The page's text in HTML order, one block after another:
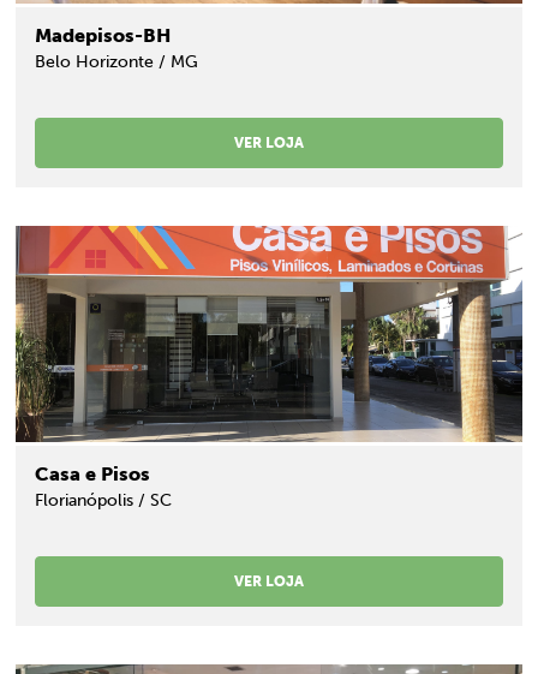
Madepisos-BH
Belo Horizonte / MG
VER LOJA
Casa e Pisos
Florianópolis / SC
VER LOJA